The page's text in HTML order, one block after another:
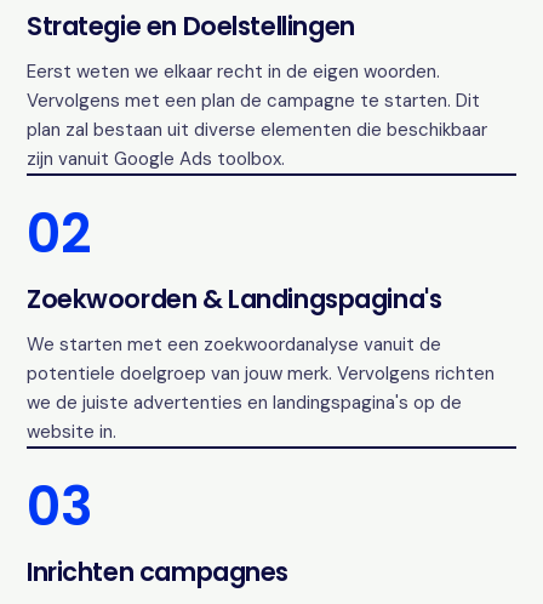
Strategie en Doelstellingen
Eerst weten we elkaar recht in de eigen woorden.
Vervolgens met een plan de campagne te starten. Dit
plan zal bestaan uit diverse elementen die beschikbaar
zijn vanuit Google Ads toolbox.
02
Zoekwoorden & Landingspagina's
We starten met een zoekwoordanalyse vanuit de
potentiele doelgroep van jouw merk. Vervolgens richten
we de juiste advertenties en landingspagina's op de
website in.
03
Inrichten campagnes